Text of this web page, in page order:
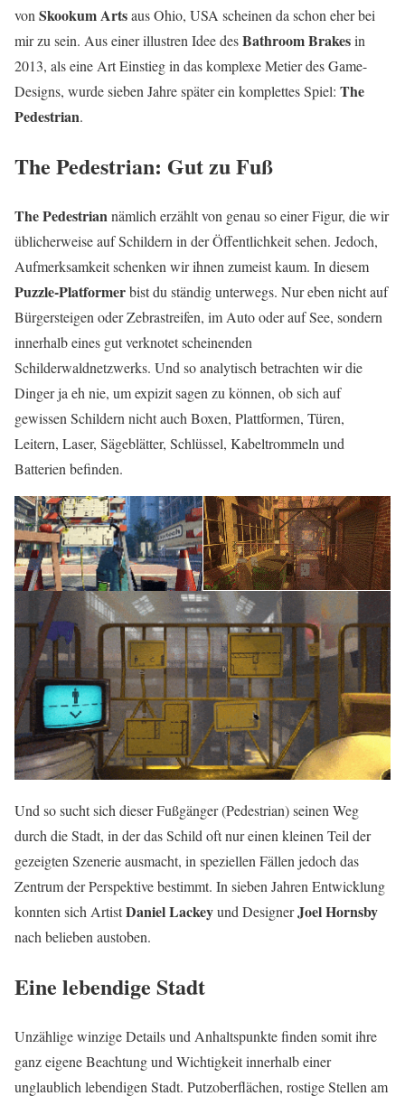
von Skookum Artsaus Ohio, USA scheinen da schon eher bei
mir zu sein. Aus einer illustren Idee desBathroom Brakesin
2013, als eine Art Einstieg in das komplexe Metier des Game-
Designs, wurde sieben Jahre später ein komplettes Spiel: The
Pedestrian.
The Pedestrian: Gut zu Fuß
The Pedestriannämlich erzählt von genau so einer Figur, die wir
üblicherweise auf Schildern in der Öffentlichkeit sehen. Jedoch,
Aufmerksamkeit schenken wir ihnen zumeist kaum. In diesem
Puzzle-Platformerbist du ständig unterwegs. Nur eben nicht auf
Bürgersteigen oder Zebrastreifen, im Auto oder auf See, sondern
innerhalb eines gut verknotet scheinenden
Schilderwaldnetzwerks. Und so analytisch betrachten wir die
Dinger ja eh nie, um expizit sagen zu können, ob sich auf
gewissen Schildern nicht auch Boxen, Plattformen, Türen,
Leitern, Laser, Sägeblätter, Schlüssel, Kabeltrommeln und
Batterien befinden.
Und so sucht sich dieser Fußgänger (Pedestrian) seinen Weg
durch die Stadt, in der das Schild oft nur einen kleinen Teil der
gezeigten Szenerie ausmacht, in speziellen Fällen jedoch das
Zentrum der Perspektive bestimmt. In sieben Jahren Entwicklung
konnten sich ArtistDaniel Lackeyund DesignerJoel Hornsby
nach belieben austoben.
Eine lebendige Stadt
Unzählige winzige Details und Anhaltspunkte finden somit ihre
ganz eigene Beachtung und Wichtigkeit innerhalb einer
unglaublich lebendigen Stadt. Putzoberflächen, rostige Stellen am